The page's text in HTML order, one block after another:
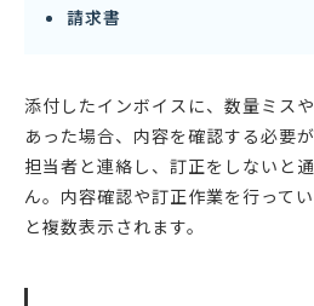
請求書
添付したインボイスに、数量ミス
あった場合、内容を確認する必要
担当者と連絡し、訂正をしないと
ん。内容確認や訂正作業を行って
と複数表示されます。